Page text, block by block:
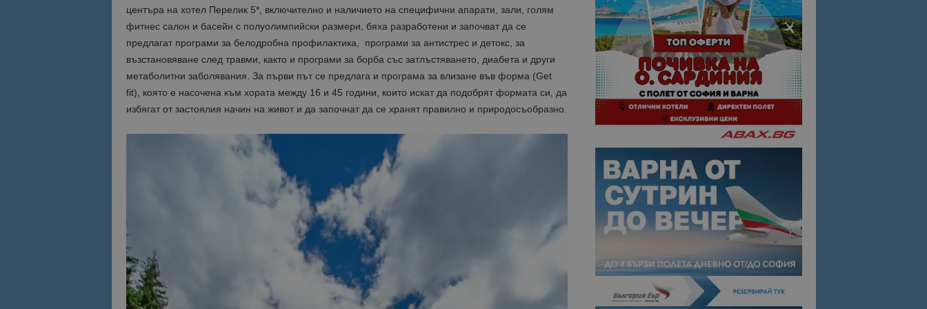
центъра на хотел Перелик 5*, включително и наличието на специфични апарати, зали, голям
фитнес салон и басейн с полуолимпийски размери, бяха разработени и започват да се
предлагат програми за белодробна профилактика, програми за антистрес и детокс, за
възстановяване след травми, както и програми за борба със затлъстяването, диабета и други
метаболитни заболявания. За първи път се предлага и програма за влизане във форма (Get
fit), която е насочена към хората между 16 и 45 години, които искат да подобрят формата си, да
избягат от застоялия начин на живот и да започнат да се хранят правилно и природосъобразно.